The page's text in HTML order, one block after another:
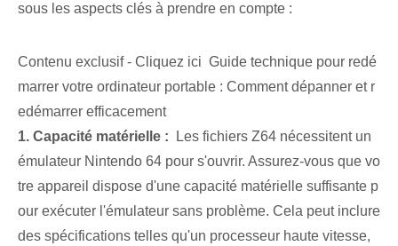
sous ⁣les aspects clés à prendre en compte :
Contenu exclusif - Cliquez ici Guide technique pour redé
marrer votre ordinateur portable : Comment dépanner et r
edémarrer efficacement
1. Capacité matérielle : ⁣ Les fichiers Z64 nécessitent un
émulateur Nintendo 64 pour s'ouvrir. Assurez-vous que vo
tre appareil dispose d'une capacité matérielle suffisante p
our exécuter l'émulateur sans problème. Cela peut inclure
des spécifications telles qu'un processeur haute vitesse,